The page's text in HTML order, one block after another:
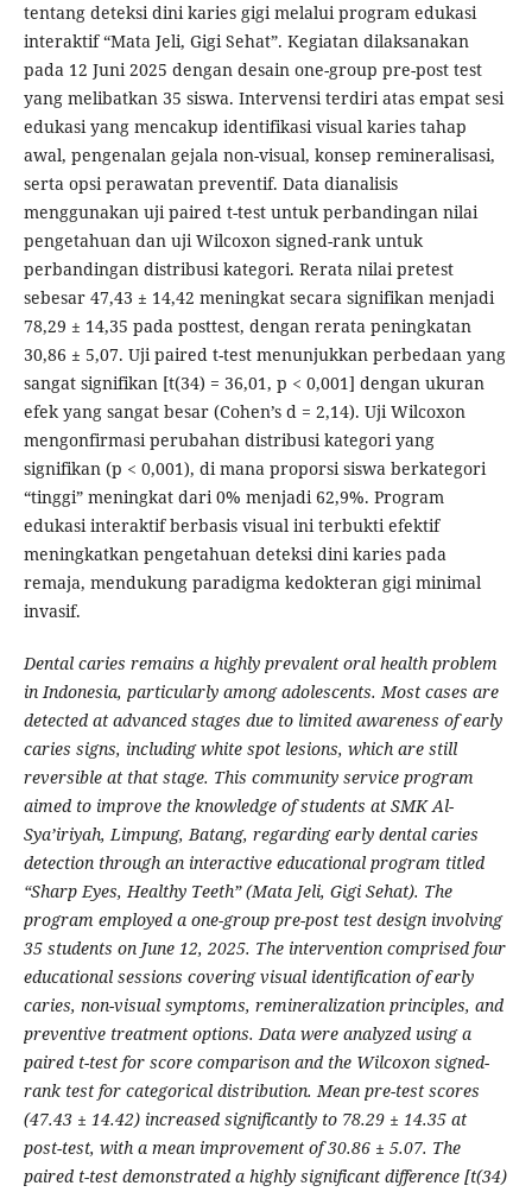
tentang deteksi dini karies gigi melalui program edukasi
interaktif “Mata Jeli, Gigi Sehat”. Kegiatan dilaksanakan
pada 12 Juni 2025 dengan desain one-group pre-post test
yang melibatkan 35 siswa. Intervensi terdiri atas empat sesi
edukasi yang mencakup identifikasi visual karies tahap
awal, pengenalan gejala non-visual, konsep remineralisasi,
serta opsi perawatan preventif. Data dianalisis
menggunakan uji paired t-test untuk perbandingan nilai
pengetahuan dan uji Wilcoxon signed-rank untuk
perbandingan distribusi kategori. Rerata nilai pretest
sebesar 47,43 ± 14,42 meningkat secara signifikan menjadi
78,29 ± 14,35 pada posttest, dengan rerata peningkatan
30,86 ± 5,07. Uji paired t-test menunjukkan perbedaan yang
sangat signifikan [t(34) = 36,01, p < 0,001] dengan ukuran
efek yang sangat besar (Cohen’s d = 2,14). Uji Wilcoxon
mengonfirmasi perubahan distribusi kategori yang
signifikan (p < 0,001), di mana proporsi siswa berkategori
“tinggi” meningkat dari 0% menjadi 62,9%. Program
edukasi interaktif berbasis visual ini terbukti efektif
meningkatkan pengetahuan deteksi dini karies pada
remaja, mendukung paradigma kedokteran gigi minimal
invasif.
Dental caries remains a highly prevalent oral health problem
in Indonesia, particularly among adolescents. Most cases are
detected at advanced stages due to limited awareness of early
caries signs, including white spot lesions, which are still
reversible at that stage. This community service program
aimed to improve the knowledge of students at SMK Al-
Sya’iriyah, Limpung, Batang, regarding early dental caries
detection through an interactive educational program titled
“Sharp Eyes, Healthy Teeth” (Mata Jeli, Gigi Sehat). The
program employed a one-group pre-post test design involving
35 students on June 12, 2025. The intervention comprised four
educational sessions covering visual identification of early
caries, non-visual symptoms, remineralization principles, and
preventive treatment options. Data were analyzed using a
paired t-test for score comparison and the Wilcoxon signed-
rank test for categorical distribution. Mean pre-test scores
(47.43 ± 14.42) increased significantly to 78.29 ± 14.35 at
post-test, with a mean improvement of 30.86 ± 5.07. The
paired t-test demonstrated a highly significant difference [t(34)